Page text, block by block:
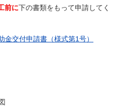
前に下の書類をもって申請してく
交付申請書（様式第1号）